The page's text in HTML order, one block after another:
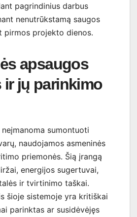
pagrindinius darbus
nenutrūkstamą saugos
pirmos projekto dienos.
apsaugos
ir jų parinkimo
sumontuoti
naudojamos asmeninės
priemonės. Šią įrangą
energijos sugertuvai,
ir tvirtinimo taškai.
šioje sistemoje yra kritiškai
parinktas ar susidėvėjęs